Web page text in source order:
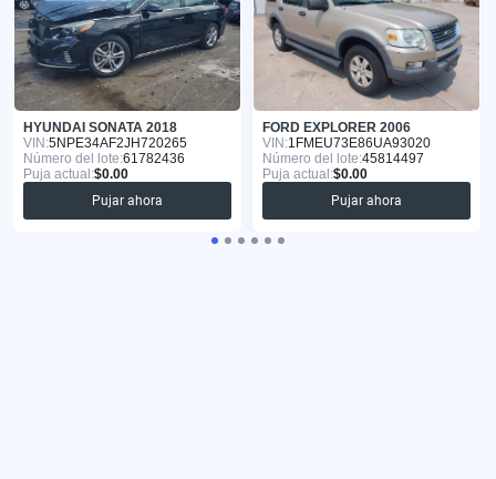
HYUNDAI SONATA 2018
VIN:5NPE34AF2JH720265
Número del lote:61782436
Puja actual:$0.00
Pujar ahora
FORD EXPLORER 2006
VIN:1FMEU73E86UA93020
Número del lote:45814497
Puja actual:$0.00
Pujar ahora